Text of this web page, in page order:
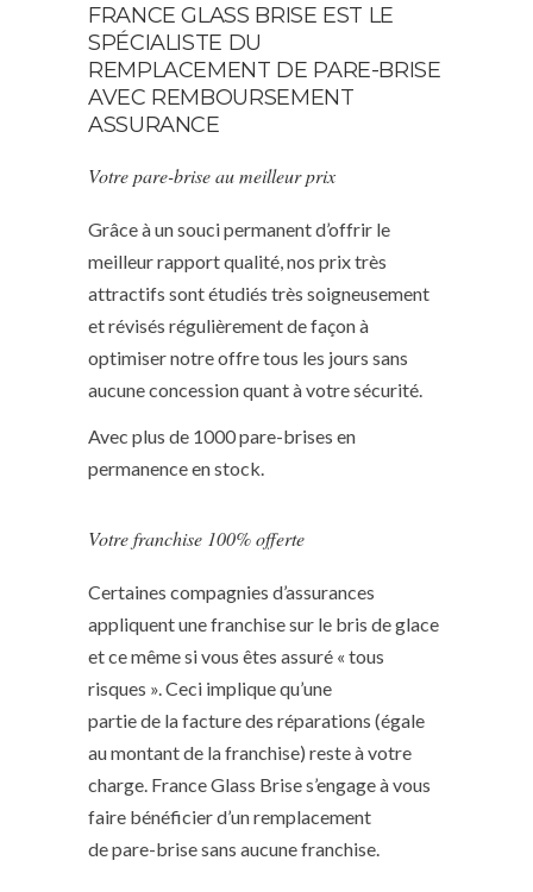
FRANCE GLASS BRISE EST LE
SPÉCIALISTE DU
REMPLACEMENT DE PARE-BRISE
AVEC REMBOURSEMENT
ASSURANCE
Votre pare-brise au meilleur prix
Grâce à un souci permanent d’offrir le
meilleur rapport qualité, nos prix très
attractifs sont étudiés très soigneusement
et révisés régulièrement de façon à
optimiser notre offre tous les jours sans
aucune concession quant à votre sécurité.
Avec plus de 1000 pare-brises en
permanence en stock.
Votre franchise 100% offerte
Certaines compagnies d’assurances
appliquent une franchise sur le bris de glace
et ce même si vous êtes assuré « tous
risques ». Ceci implique qu’une
partie de la facture des réparations (égale
au montant de la franchise) reste à votre
charge. France Glass Brise s’engage à vous
faire bénéficier d’un remplacement
de pare-brise sans aucune franchise.